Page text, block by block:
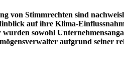
von Stimmrechten sind
auf ihre Klima-
sowohl
aufgrund